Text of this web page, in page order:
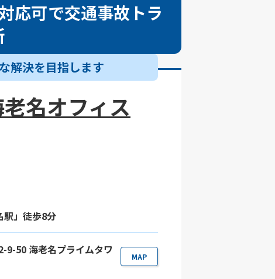
応可で交通事故トラ
解決を目指します
名オフィス
駅」徒歩8分
9-50 海老名プライムタワ
MAP